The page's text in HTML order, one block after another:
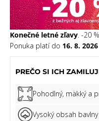
Konečné letné zľavy. -20
Ponuka platí do 16. 8.
PREČO SI ICH
Pohodlný, mäkký a
Vysoký obsah bavlny